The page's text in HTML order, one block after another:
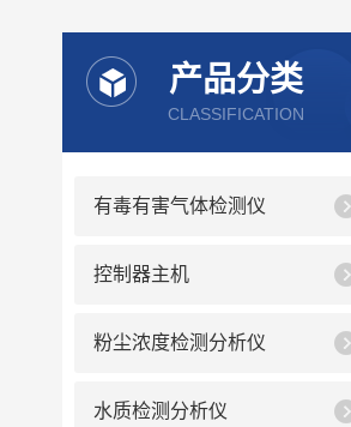
产品分类
CLASSIFICATION
有毒有害气体检测仪
控制器主机
粉尘浓度检测分析仪
水质检测分析仪